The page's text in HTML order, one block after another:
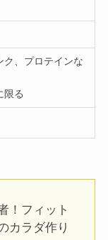
ク、プロテインな
限る
！フィット
カラダ作り